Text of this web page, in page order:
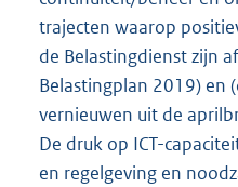
trajecten waarop
de Belastingdienst zijn
Belastingplan 2019) en
vernieuwen uit de
De druk op ICT-
en regelgeving en